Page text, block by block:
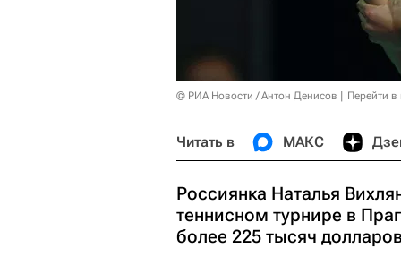
© РИА Новости / Антон Денисов Перейти
Читать в МАКС
Россиянка Наталья
теннисном турнире в
более 225 тысяч